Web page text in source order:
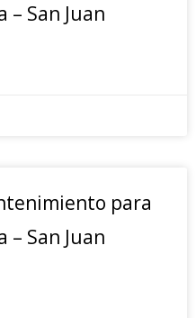
– San Juan
para
– San Juan